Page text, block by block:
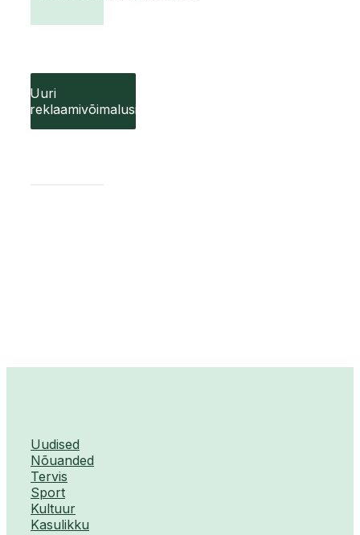
Uuri
reklaamivõimalusi
Uudised
Nõuanded
Tervis
Sport
Kultuur
Kasulikku